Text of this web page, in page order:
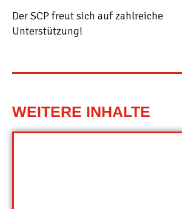
Der SCP freut sich auf zahlreiche
Unterstützung!
WEITERE INHALTE